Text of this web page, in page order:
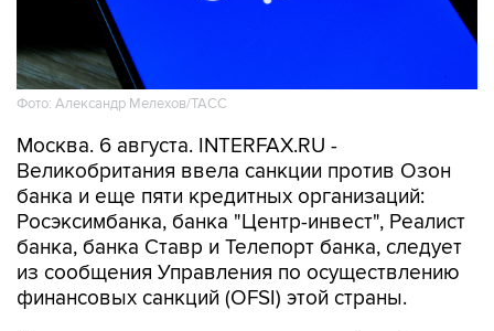
Фото: Александр Мелехов/ТАСС
Москва. 6 августа. INTERFAX.RU -
Великобритания ввела санкции против Озон
банка и еще пяти кредитных организаций:
Росэксимбанка, банка "Центр-инвест", Реалист
банка, банка Ставр и Телепорт банка, следует
из сообщения Управления по осуществлению
финансовых санкций (OFSI) этой страны.